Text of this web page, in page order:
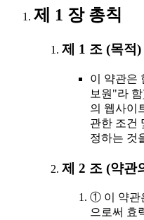
제 1 장 총칙
제 1 조 (목적)
이 약관은
보원"라
의 웹사이
관한 조건
정하는 것
제 2 조 (약관
① 이 약관
으로써 효